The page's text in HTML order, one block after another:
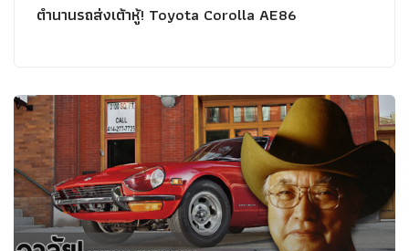
ตำนานรถส่งเต้าหู้! Toyota Corolla AE86